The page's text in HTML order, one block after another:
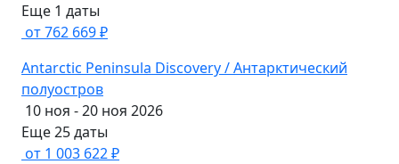
Еще 1 даты
от 762 669 ₽
Antarctic Peninsula Discovery / Антарктический
полуостров
10 ноя - 20 ноя 2026
Еще 25 даты
от 1 003 622 ₽